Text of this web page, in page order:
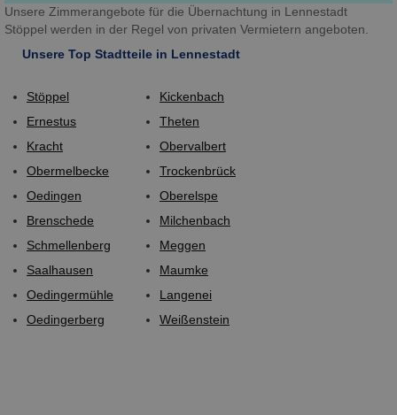
Unsere Zimmerangebote für die Übernachtung in Lennestadt
Stöppel werden in der Regel von privaten Vermietern angeboten.
Unsere Top Stadtteile in Lennestadt
Stöppel
Ernestus
Kracht
Obermelbecke
Oedingen
Brenschede
Schmellenberg
Saalhausen
Oedingermühle
Oedingerberg
Kickenbach
Theten
Obervalbert
Trockenbrück
Oberelspe
Milchenbach
Meggen
Maumke
Langenei
Weißenstein